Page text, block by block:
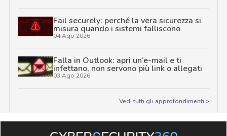
Fail securely: perché la vera sicurezza si
misura quando i sistemi falliscono
04 Ago 2026
Falla in Outlook: apri un’e-mail e ti
infettano, non servono più link o allegati
03 Ago 2026
Vedi tutti gli approfondimenti >